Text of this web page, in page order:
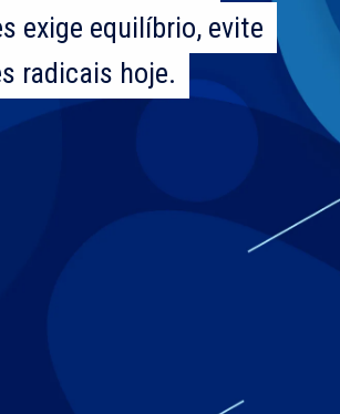
exige equilíbrio, evite
radicais hoje.
exige equilíbrio, evite
radicais hoje.